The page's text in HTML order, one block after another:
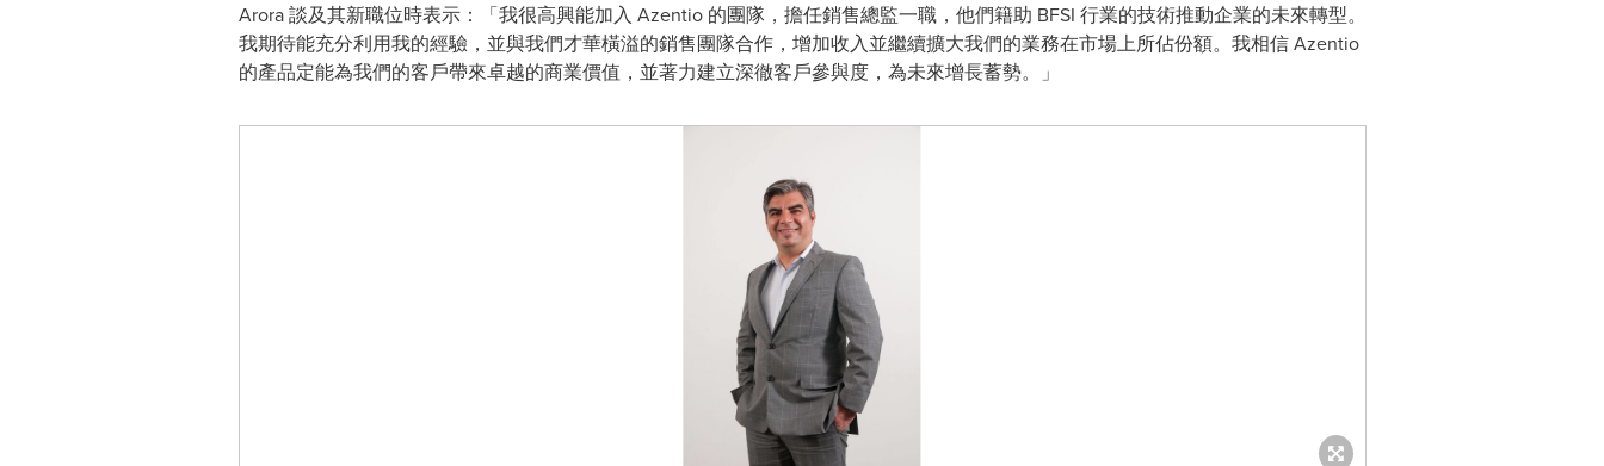
Arora 談及其新職位時表示：「我很高興能加入 Azentio 的團隊，擔任銷售總監一職，他們籍助 BFSI 行業的技術推動企業的未來轉型。
我期待能充分利用我的經驗，並與我們才華橫溢的銷售團隊合作，增加收入並繼續擴大我們的業務在市場上所佔份額。我相信 Azentio
的產品定能為我們的客戶帶來卓越的商業價值，並著力建立深徹客戶參與度，為未來增長蓄勢。」